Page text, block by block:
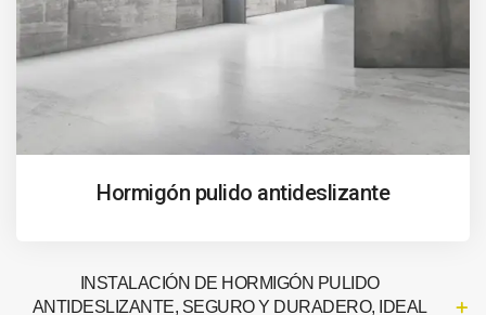
Hormigón pulido antideslizante
INSTALACIÓN DE HORMIGÓN PULIDO
ANTIDESLIZANTE, SEGURO Y DURADERO, IDEAL